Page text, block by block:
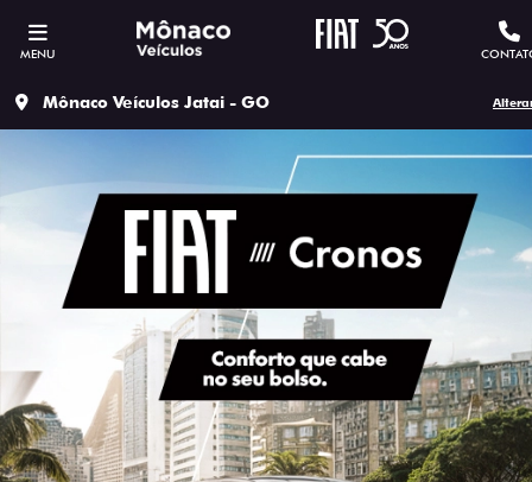
MENU
Mônaco Veículos Jatai - GO
ESTOU INTERESSADO